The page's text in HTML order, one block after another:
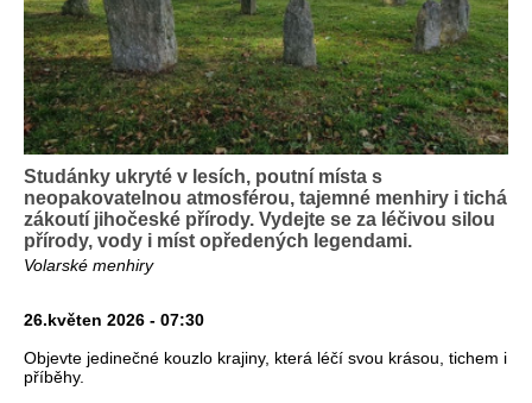
Studánky ukryté v lesích, poutní místa s
neopakovatelnou atmosférou, tajemné menhiry i tichá
zákoutí jihočeské přírody. Vydejte se za léčivou silou
přírody, vody i míst opředených legendami.
Volarské menhiry
26.květen 2026 - 07:30
Objevte jedinečné kouzlo krajiny, která léčí svou krásou, tichem i
příběhy.